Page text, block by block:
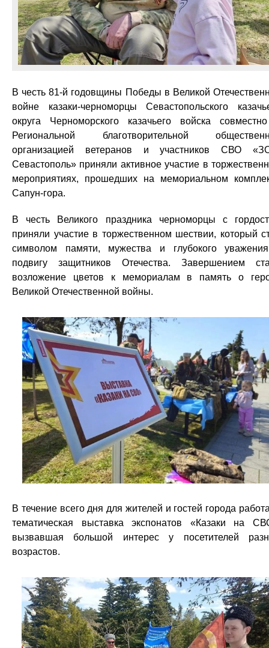
В честь 81-й годовщины Победы в Великой
войне казаки-черноморцы Севастопольского
округа Черноморского казачьего войска
Региональной благотворительной
организацией ветеранов и участников СВО
Севастополь» приняли активное участие в
мероприятиях, прошедших на мемориальном
Сапун-гора.
В честь Великого праздника черноморцы с
приняли участие в торжественном шествии, который
символом памяти, мужества и глубокого
подвигу защитников Отечества. Завершением
возложение цветов к мемориалам в память о
Великой Отечественной войны.
В течение всего дня для жителей и гостей города
тематическая выставка экспонатов «Казаки на
вызвавшая большой интерес у посетителей
возрастов.